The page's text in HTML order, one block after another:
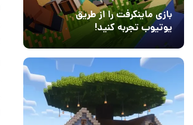
بازی ماینکرفت را از طریق
یوتیوب تجربه کنید!
41